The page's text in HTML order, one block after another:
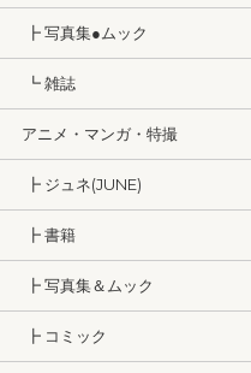
┣ 写真集●ムック
┗ 雑誌
アニメ・マンガ・特撮
┣ ジュネ(JUNE)
┣ 書籍
┣ 写真集＆ムック
┣ コミック